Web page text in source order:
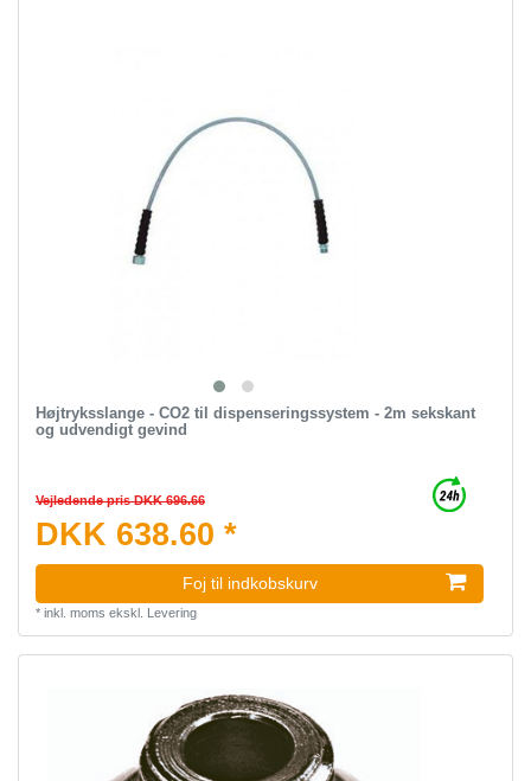
Højtryksslange - CO2 til dispenseringssystem - 2m sekskant
og udvendigt gevind
Vejledende pris DKK 696.66
DKK 638.60 *
Foj til indkobskurv
* inkl. moms ekskl. Levering